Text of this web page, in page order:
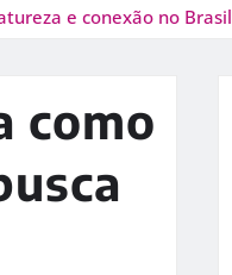
e conexão no Brasil
como